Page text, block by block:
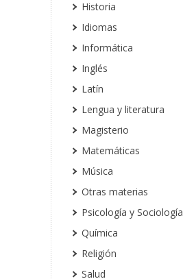
Historia
Idiomas
Informática
Inglés
Latín
Lengua y literatura
Magisterio
Matemáticas
Música
Otras materias
Psicología y Sociología
Química
Religión
Salud